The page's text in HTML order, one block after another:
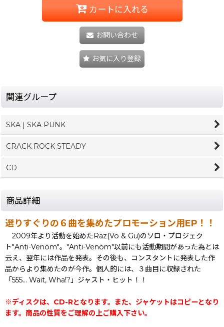
カートに入れる
お問い合わせ
お気に入り登録
関連グループ
SKA | SKA PUNK
CRACK ROCK STEADY
CD
商品詳細
選りすぐりの６曲を集めたプロモーション用EP！！
2009年より活動を始めたRaz(Vo & Gu)のソロ・プロジェク
ト"Anti-Venöm"。"Anti-Venöm"以前にも活動期間があった為とは
云え、翌年には作品を発表。その後も、コンスタントに発表した作
品からより集めたのが今作。個人的には、３曲目に収録された
「555… Wait, Wha!?」ジャスト・ヒット！！
※ディスクは、CD-Rとなります。また、ジャケットはコピーとなり
ます。商品の性質をご理解の上ご購入下さい。